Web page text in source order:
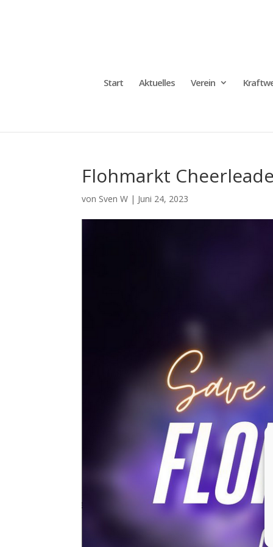
Start Aktuelles Verein
Flohmarkt
von Sven W | Juni 24, 2023